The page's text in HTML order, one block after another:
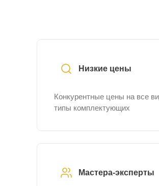
Низкие цены
Конкурентные цены на все
типы комплектующих
Мастера-эксперты